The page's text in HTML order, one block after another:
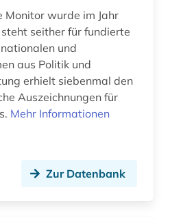
wirtschaft und marketing (1)
wirtschaftsinformation (1)
im Jahr
seither für fundierte
und
aus Politik und
erhielt siebenmal den
Auszeichnungen für
Mehr Informationen
Zur Datenbank